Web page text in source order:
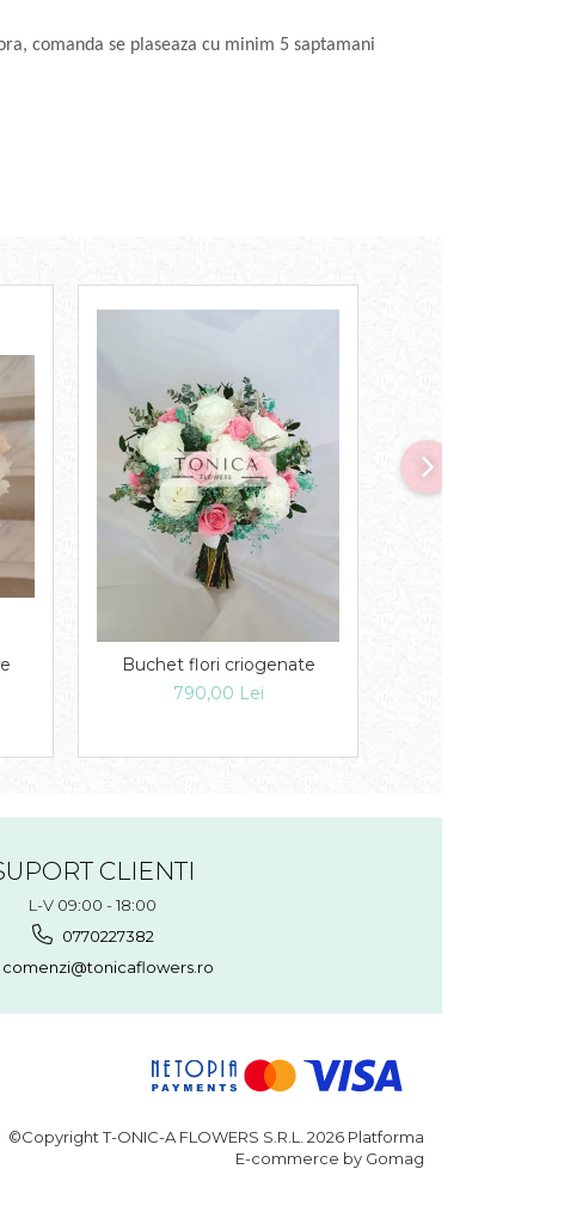
comanda se plaseaza cu minim 5 saptamani
Buchet flori criogenate
790,00 Lei
CLIENTI
L-V 09:00 - 18:00
0770227382
comenzi@tonicaflowers.ro
©Copyright T-ONIC-A FLOWERS S.R.L. 2026 Platforma
E-commerce by Gomag